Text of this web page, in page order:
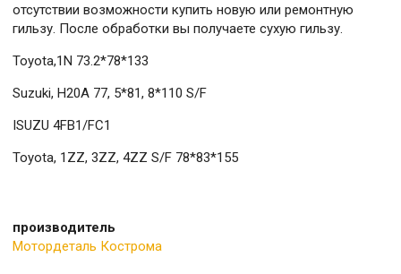
отсутствии возможности купить новую или ремонтную
гильзу. После обработки вы получаете сухую гильзу.
Toyota,1N 73.2*78*133
Suzuki, H20A 77, 5*81, 8*110 S/F
ISUZU 4FB1/FC1
Toyota, 1ZZ, 3ZZ, 4ZZ S/F 78*83*155
производитель
Мотордеталь Кострома